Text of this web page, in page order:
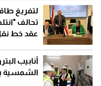
لتفريغ
تحالف
عقد خط
أنابيب
الشمسية بمرغم